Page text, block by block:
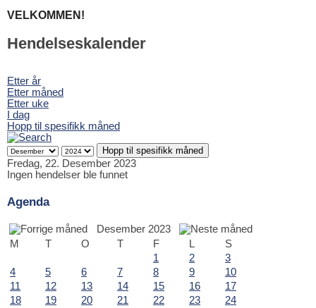
VELKOMMEN!
Hendelseskalender
Etter år
Etter måned
Etter uke
I dag
Hopp til spesifikk måned
Hopp til spesifikk måned
Fredag, 22. Desember 2023
Ingen hendelser ble funnet
Agenda
Desember 2023
M
T O T F L
S
1
2
3
4
5 6 7 8 9
10
11
12 13 14 15 16
17
18
19 20 21 22 23
24